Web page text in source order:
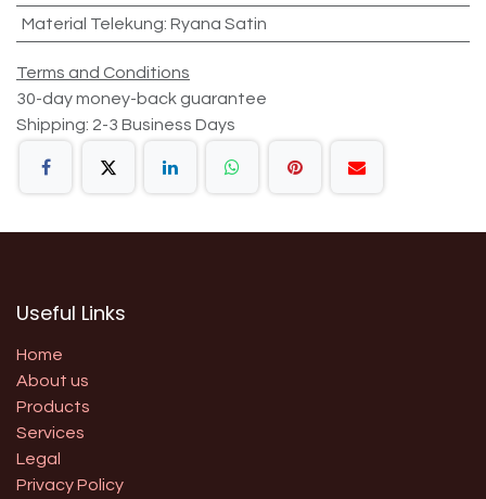
Material Telekung: Ryana Satin
Terms and Conditions
30-day money-back guarantee
Shipping: 2-3 Business Days
Useful Links
Home
About us
Products
Services
Legal
Privacy Policy